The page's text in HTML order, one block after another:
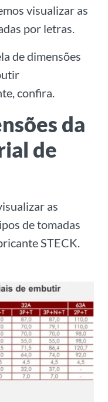
visualizar as
por letras.
de dimensões
confira.
da
de
as
de tomadas
STECK.